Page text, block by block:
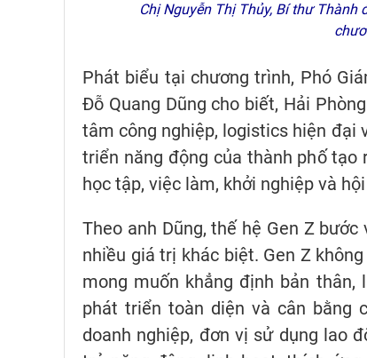
Chị Nguyễn Thị Thủy, Bí thư
Phát biểu tại chương trình, Phó
Đỗ Quang Dũng cho biết, Hải
tâm công nghiệp, logistics hiện đại
triển năng động của thành phố
học tập, việc làm, khởi nghiệp và
Theo anh Dũng, thế hệ Gen Z
nhiều giá trị khác biệt. Gen Z
mong muốn khẳng định bản
phát triển toàn diện và cân bằng
doanh nghiệp, đơn vị sử dụng lao